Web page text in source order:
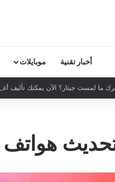
أخبار تقنية موبايلات
ما لمست جيتار؟ الآن يمكنك تأليف